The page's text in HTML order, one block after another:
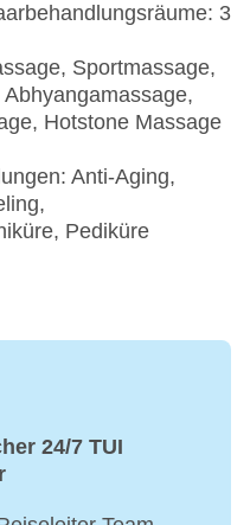
3
Sportmassage,
Hotstone Massage
Anti-Aging,
Pediküre
24/7 TUI